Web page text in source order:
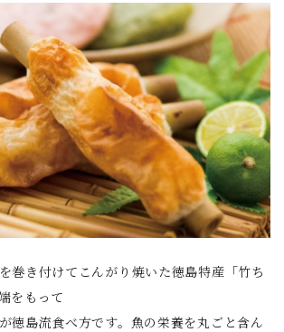
巻き付けてこんがり焼いた徳島特産「竹ち
をもって
徳島流食べ方です。魚の栄養を丸ごと含ん